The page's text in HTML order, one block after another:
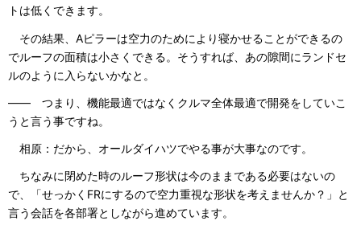
トは低くできます。
その結果、Aピラーは空力のためにより寝かせることができるの
でルーフの面積は小さくできる。そうすれば、あの隙間にランドセ
ルのように入らないかなと。
―― つまり、機能最適ではなくクルマ全体最適で開発をしていこ
うと言う事ですね。
相原：だから、オールダイハツでやる事が大事なのです。
ちなみに閉めた時のルーフ形状は今のままである必要はないの
で、「せっかくFRにするので空力重視な形状を考えませんか？」と
言う会話を各部署としながら進めています。